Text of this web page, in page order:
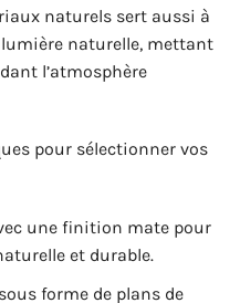
naturels sert aussi à
naturelle, mettant
l’atmosphère
pour sélectionner vos
une finition mate pour
et durable.
forme de plans de